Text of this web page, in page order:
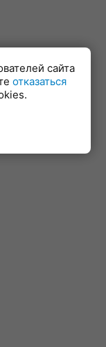
сайта
отказаться